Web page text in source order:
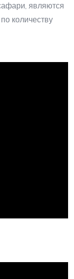
являются
количеству